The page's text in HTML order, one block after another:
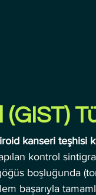
kanseri teşhisi
kontrol
boşluğunda
başarıyla